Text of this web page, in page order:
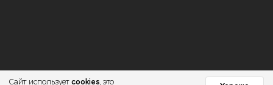
Сайт использует cookies , это